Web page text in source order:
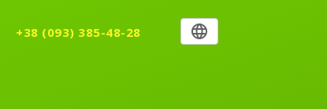
+38 (093) 385-48-28